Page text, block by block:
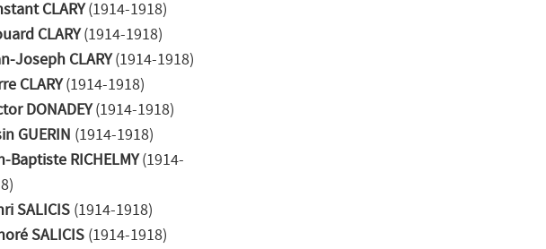
CLARY(1914-1918)
CLARY(1914-1918)
Joseph CLARY(1914-1918)
CLARY(1914-1918)
DONADEY(1914-1918)
GUERIN (1914-1918)
Baptiste RICHELMY(1914-
SALICIS (1914-1918)
SALICIS (1914-1918)